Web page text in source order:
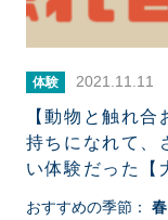
体験 2021.11.11
【動物と触れ
持ちになれて、
い体験だった【
おすすめの季節： 春